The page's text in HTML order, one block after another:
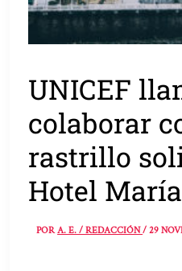
UNICEF
colaborar
rastrillo
Hotel
PORA. E. / REDACCIÓN/29